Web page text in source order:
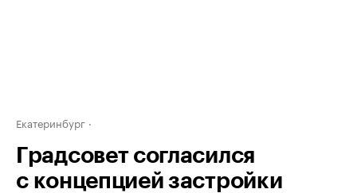
Екатеринбург
Градсовет согласился
с концепцией застройки